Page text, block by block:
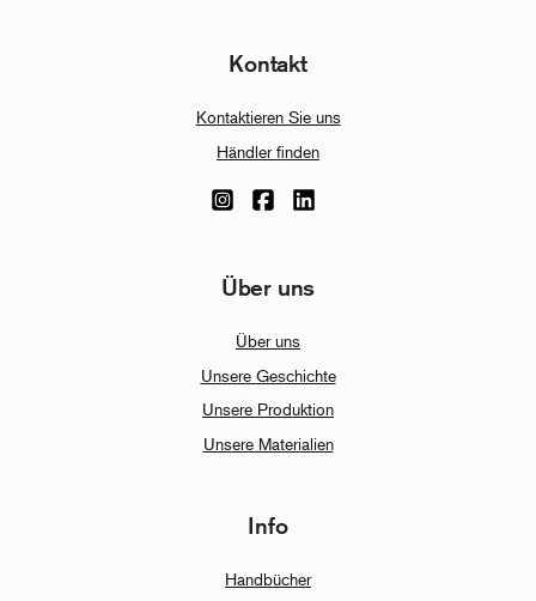
Kontakt
Kontaktieren Sie uns
Händler finden
Über uns
Über uns
Unsere Geschichte
Unsere Produktion
Unsere Materialien
Info
Handbücher